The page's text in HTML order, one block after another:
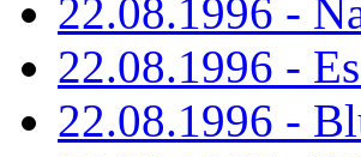
22.08.1996 -
22.08.1996 -
22.08.1996 -